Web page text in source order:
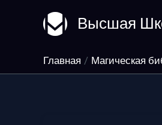
содержимому
Высшая
Главная Магическая